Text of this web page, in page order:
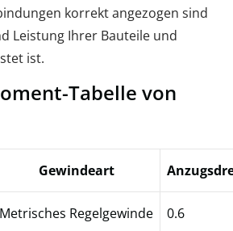
korrekt angezogen sind
Leistung Ihrer Bauteile und
ist.
Tabelle von
Gewindeart
Metrisches Regelgewinde 0.6